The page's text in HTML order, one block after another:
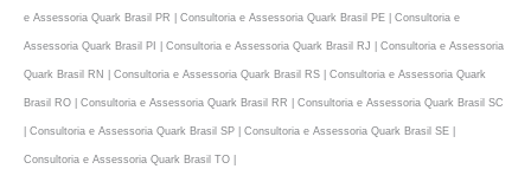
e Assessoria Quark Brasil PR | Consultoria e Assessoria Quark Brasil PE | Consultoria e
Assessoria Quark Brasil PI | Consultoria e Assessoria Quark Brasil RJ | Consultoria e Assessoria
Quark Brasil RN | Consultoria e Assessoria Quark Brasil RS | Consultoria e Assessoria Quark
Brasil RO | Consultoria e Assessoria Quark Brasil RR | Consultoria e Assessoria Quark Brasil SC
| Consultoria e Assessoria Quark Brasil SP | Consultoria e Assessoria Quark Brasil SE |
Consultoria e Assessoria Quark Brasil TO |